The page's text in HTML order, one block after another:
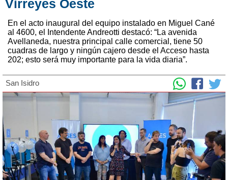
Virreyes Oeste
En el acto inaugural del equipo instalado en Miguel Cané
al 4600, el Intendente Andreotti destacó: “La avenida
Avellaneda, nuestra principal calle comercial, tiene 50
cuadras de largo y ningún cajero desde el Acceso hasta
202; esto será muy importante para la vida diaria”.
San Isidro